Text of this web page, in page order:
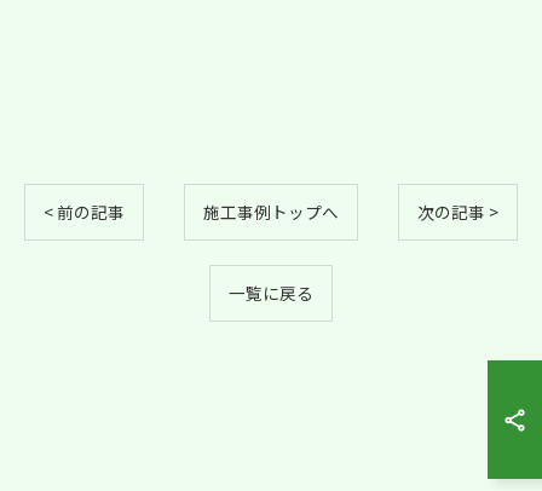
< 前の記事 施工事例トップへ 次の記事 >
一覧に戻る